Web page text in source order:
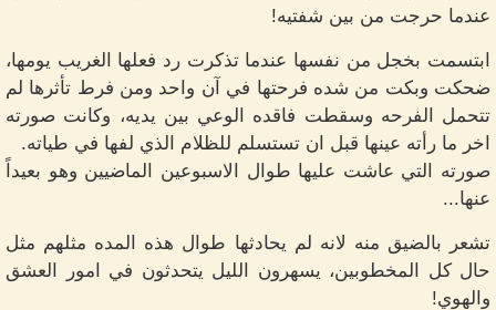
عندما حرجت من بين شفتيه!
ابتسمت بخجل من نفسها عندما تذكرت رد فعلها الغريب يومها،
ضحكت وبكت من شده فرحتها في آن واحد ومن فرط تأثرها لم
تتحمل الفرحه وسقطت فاقده الوعي بين يديه، وكانت صورته
اخر ما رأته عينها قبل ان تستسلم للظلام الذي لفها في طياته.
صورته التي عاشت عليها طوال الاسبوعين الماضيين وهو بعيداً
عنها...
تشعر بالضيق منه لانه لم يحادثها طوال هذه المده مثلهم مثل
حال كل المخطوبين، يسهرون الليل يتحدثون في امور العشق
والهوي!